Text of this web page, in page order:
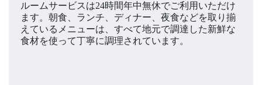
ルームサービスは24時間年中無休でご利用いただけ
ます。朝食、ランチ、ディナー、夜食などを取り揃
えているメニューは、すべて地元で調達した新鮮な
食材を使って丁寧に調理されています。